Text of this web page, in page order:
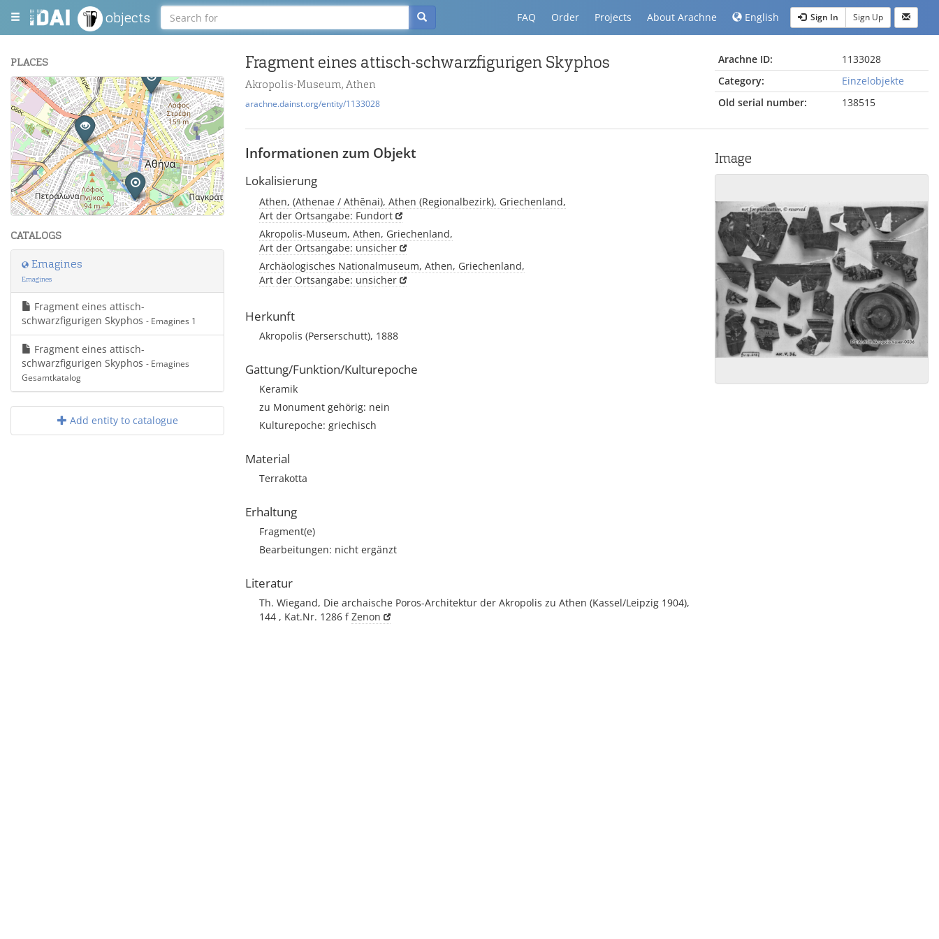
objects FAQ Order Projects About Arachne English Sign In Sign Up
PLACES
+
−
Leaflet| Maps and Data ©OpenStreetMap.
CATALOGS
Emagines
Emagines
Fragment eines attisch-
schwarzfigurigen Skyphos - Emagines 1
Fragment eines attisch-
schwarzfigurigen Skyphos - Emagines
Gesamtkatalog
Add entity to catalogue
Fragment eines attisch-schwarzfigurigen Skyphos
Akropolis-Museum, Athen
arachne.dainst.org/entity/1133028
Arachne ID:
1133028
Category:
Einzelobjekte
Old serial number:
138515
Informationen zum Objekt
Lokalisierung
Athen, (Athenae / Athēnai), Athen (Regionalbezirk), Griechenland,
Art der Ortsangabe: Fundort
Akropolis-Museum, Athen, Griechenland,
Art der Ortsangabe: unsicher
Archäologisches Nationalmuseum, Athen, Griechenland,
Art der Ortsangabe: unsicher
Herkunft
Akropolis (Perserschutt), 1888
Gattung/Funktion/Kulturepoche
Keramik
zu Monument gehörig: nein
Kulturepoche: griechisch
Material
Terrakotta
Erhaltung
Fragment(e)
Bearbeitungen: nicht ergänzt
Literatur
Th. Wiegand, Die archaische Poros-Architektur der Akropolis zu Athen (Kassel/Leipzig 1904),
144 , Kat.Nr. 1286 fZenon
Image